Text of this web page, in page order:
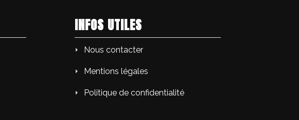
INFOS UTILES
Nous contacter
Mentions légales
Politique de confidentialité